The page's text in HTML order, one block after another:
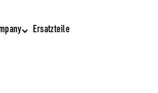
Ersatzteile